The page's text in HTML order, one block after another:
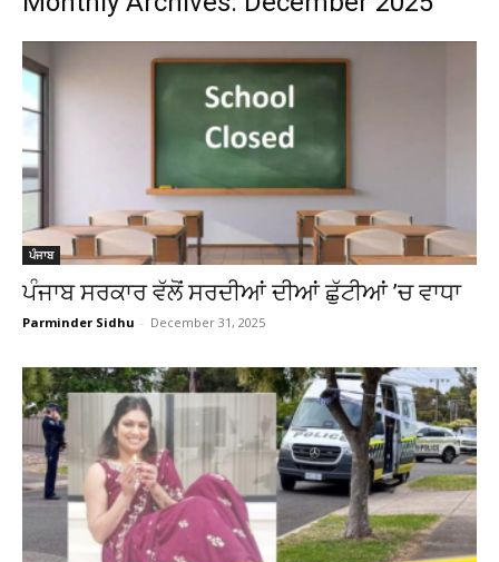
ਪੰਜਾਬ
ਪੰਜਾਬ ਸਰਕਾਰ ਵੱਲੋਂ ਸਰਦੀਆਂ ਦੀਆਂ ਛੁੱਟੀਆਂ ’ਚ ਵਾਧਾ
Parminder Sidhu - December 31, 2025